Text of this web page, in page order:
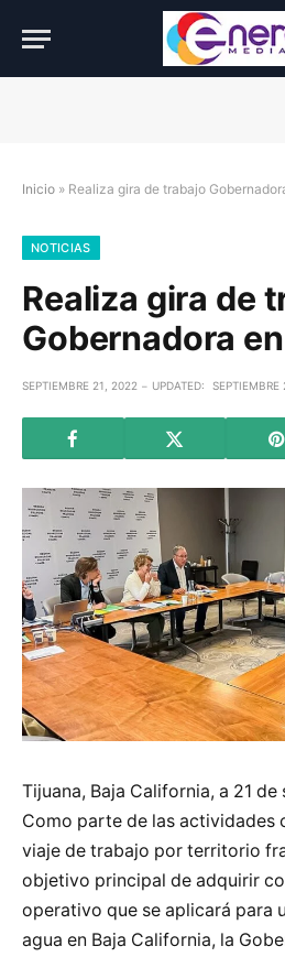
Inicio » Realiza gira de trabajo
NOTICIAS
Realiza gira de
Gobernadora
SEPTIEMBRE 21, 2022 UPDATED: SEPTIEMBRE
Tijuana, Baja California, a 21
Como parte de las actividades
viaje de trabajo por territorio
objetivo principal de adquirir
operativo que se aplicará para
agua en Baja California, la